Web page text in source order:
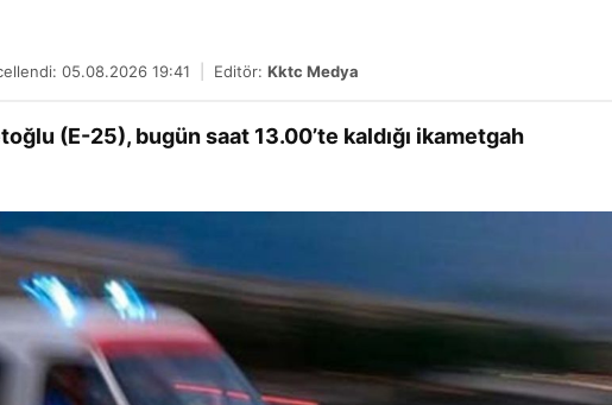
05.08.2026 19:41 Editör: Kktc Medya
(E-25), bugün saat 13.00’te kaldığı ikametgah